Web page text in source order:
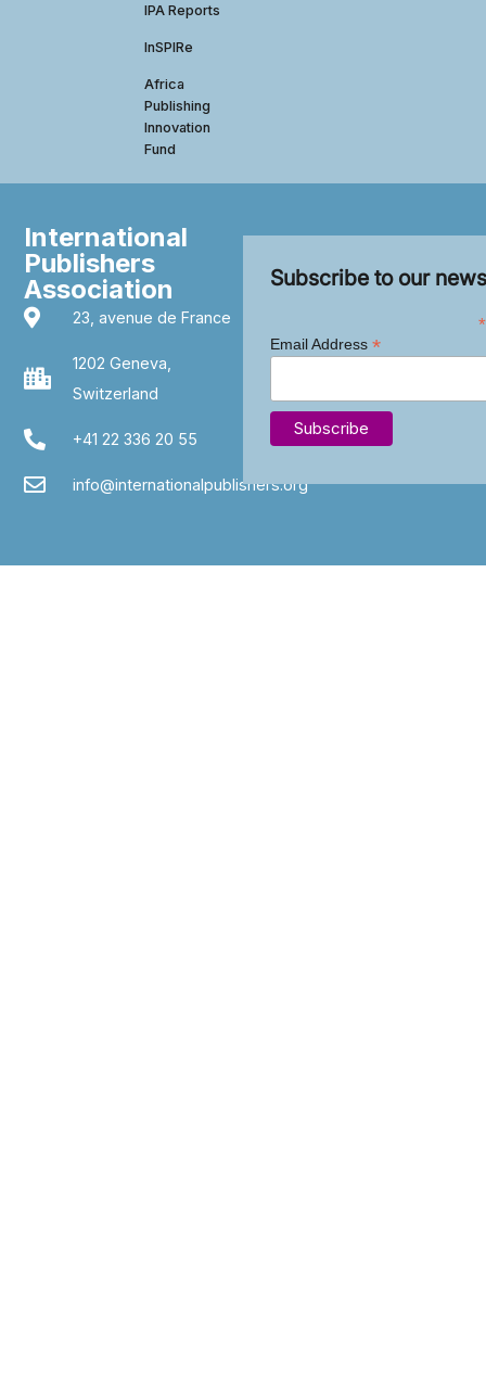
IPA Reports
InSPIRe
Africa
Publishing
Innovation
Fund
International
Publishers
Association
23, avenue de France
1202 Geneva,
Switzerland
+41 22 336 20 55
info@internationalpublishers.org
Subscribe to our
*
Email Address *